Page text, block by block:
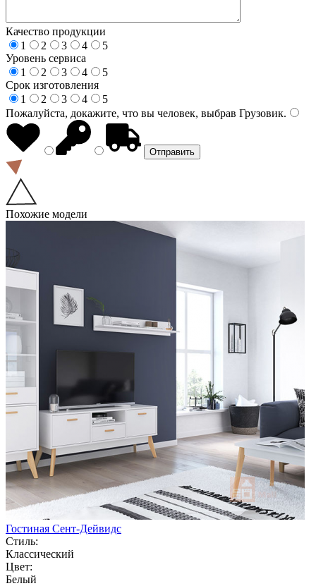
Качество продукции
1
2 3 4
5
Уровень сервиса
1
2 3 4
5
Срок изготовления
1
2 3 4
5
Пожалуйста, докажите, что вы человек, выбрав Грузовик.
Похожие модели
Гостиная Сент-Дейвидс
Стиль:
Классический
Цвет:
Белый